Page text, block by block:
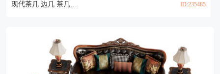
现代茶几 边几 茶几组合3d模型 ID:235485